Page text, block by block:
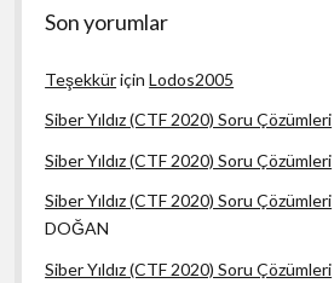
Son yorumlar
TeşekküriçinLodos2005
Siber Yıldız (CTF 2020) Soru Çözümleri
Siber Yıldız (CTF 2020) Soru Çözümleri
Siber Yıldız (CTF 2020) Soru Çözümleri
DOĞAN
Siber Yıldız (CTF 2020) Soru Çözümleri